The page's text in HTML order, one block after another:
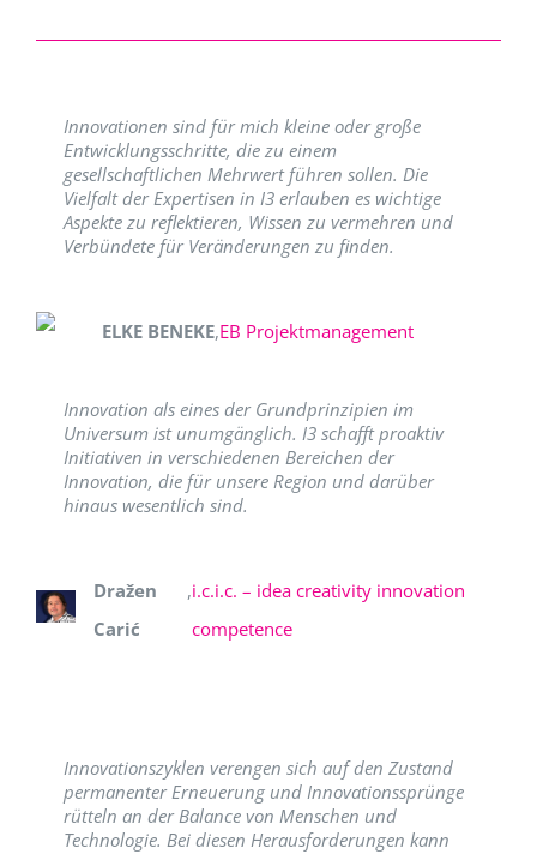
Innovationen sind für mich kleine oder große
Entwicklungsschritte, die zu einem
gesellschaftlichen Mehrwert führen sollen. Die
Vielfalt der Expertisen in I3 erlauben es wichtige
Aspekte zu reflektieren, Wissen zu vermehren und
Verbündete für Veränderungen zu finden.
ELKE BENEKE,EB Projektmanagement
Innovation als eines der Grundprinzipien im
Universum ist unumgänglich. I3 schafft proaktiv
Initiativen in verschiedenen Bereichen der
Innovation, die für unsere Region und darüber
hinaus wesentlich sind.
Dražen
Carić
,i.c.i.c. – idea creativity innovation
competence
Innovationszyklen verengen sich auf den Zustand
permanenter Erneuerung und Innovationssprünge
rütteln an der Balance von Menschen und
Technologie. Bei diesen Herausforderungen kann